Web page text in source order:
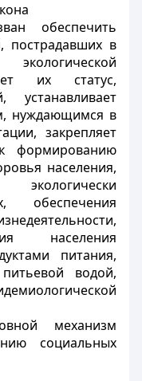
обеспечить
пострадавших в
их статус,
устанавливает
нуждающимся в
закрепляет
формированию
населения,
обеспечения
населения
питания,
водой,
механизм
социальных